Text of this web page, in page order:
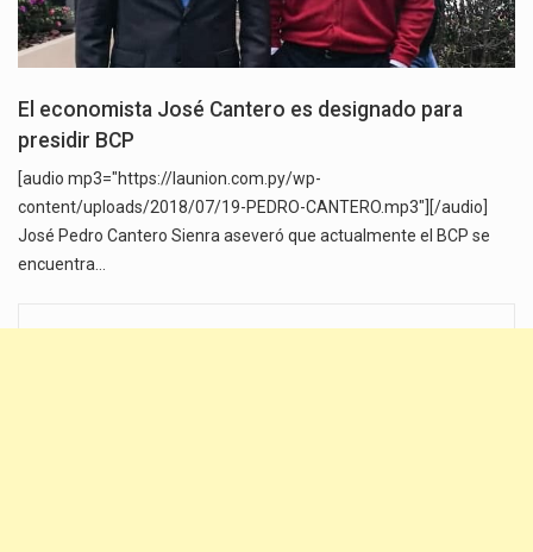
El economista José Cantero es designado para
presidir BCP
[audio mp3="https://launion.com.py/wp-
content/uploads/2018/07/19-PEDRO-CANTERO.mp3"][/audio]
José Pedro Cantero Sienra aseveró que actualmente el BCP se
encuentra…